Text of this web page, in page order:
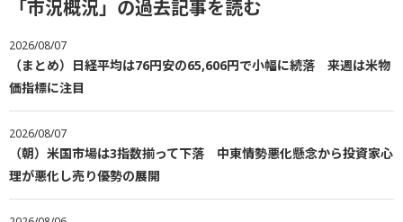
「市況概況」の過去記事を読む
2026/08/07
（まとめ）日経平均は76円安の65,606円で小幅に続落 来週は米物
価指標に注目
2026/08/07
（朝）米国市場は3指数揃って下落 中東情勢悪化懸念から投資家心
理が悪化し売り優勢の展開